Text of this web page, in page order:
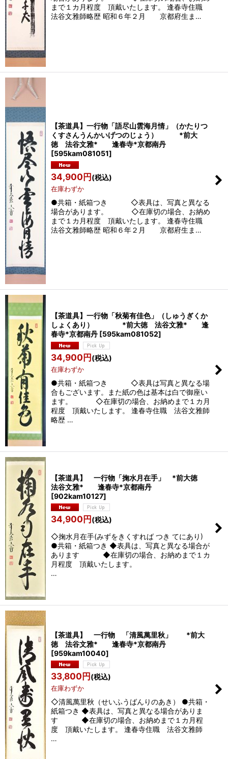
まで１カ月程度 頂戴いたします。 逢春寺住職
法谷文雅師略歴 昭和６年２月 京都府生ま…
【茶道具】一行物「語尽山雲海月情」（かたりつ
くすさんうんかいげつのじょう） *前大
徳 法谷文雅* 逢春寺*京都南丹
[595kam081051]
34,900円(税込)
在庫わずか
●共箱・紙箱つき ◇表具は、写真と異なる
場合があります。 ◇在庫切の場合、お納め
まで１カ月程度 頂戴いたします。 逢春寺住職
法谷文雅師略歴 昭和６年２月 京都府生ま…
【茶道具】一行物「秋菊有佳色」（しゅうぎくか
しょくあり） *前大徳 法谷文雅* 逢
春寺*京都南丹 [595kam081052]
34,900円(税込)
在庫わずか
●共箱・紙箱つき ◇表具は写真と異なる場
合もございます。また紙の色は基本は白で御座い
ます。 ◇在庫切の場合、お納めまで１カ月
程度 頂戴いたします。 逢春寺住職 法谷文雅師
略歴 …
【茶道具】 一行物「掬水月在手」 *前大徳
法谷文雅* 逢春寺*京都南丹
[902kam10127]
34,900円(税込)
◇掬水月在手(みずをきくすれば つき てにあり)
●共箱・紙箱つき ◆表具は、写真と異なる場合が
あります ◆在庫切の場合、お納めまで１カ
月程度 頂戴いたします。
…
【茶道具】 一行物 「清風萬里秋」 *前大
徳 法谷文雅* 逢春寺*京都南丹
[959kam10040]
33,800円(税込)
在庫わずか
◇清風萬里秋（せいふうばんりのあき） ●共箱・
紙箱つき ◆表具は、写真と異なる場合がありま
す ◆在庫切の場合、お納めまで１カ月程
度 頂戴いたします。 逢春寺住職 法谷文雅師
…